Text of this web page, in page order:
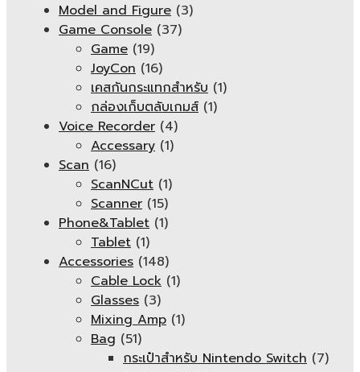
Model and Figure (3)
Game Console (37)
Game (19)
JoyCon (16)
เคสกันกระแทกสำหรับ (1)
กล่องเก็บตลับเกมส์ (1)
Voice Recorder (4)
Accessary (1)
Scan (16)
ScanNCut (1)
Scanner (15)
Phone&Tablet (1)
Tablet (1)
Accessories (148)
Cable Lock (1)
Glasses (3)
Mixing Amp (1)
Bag (51)
กระเป๋าสำหรับ Nintendo Switch (7)